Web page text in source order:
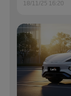
18/11/25 16:20